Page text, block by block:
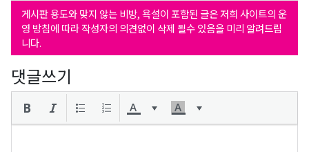
게시판 용도와 맞지 않는 비방, 욕설이 포함된 글은 저희 사이트의 운
영 방침에 따라 작성자의 의견없이 삭제 될수 있음을 미리 알려드립
니다.
댓글쓰기